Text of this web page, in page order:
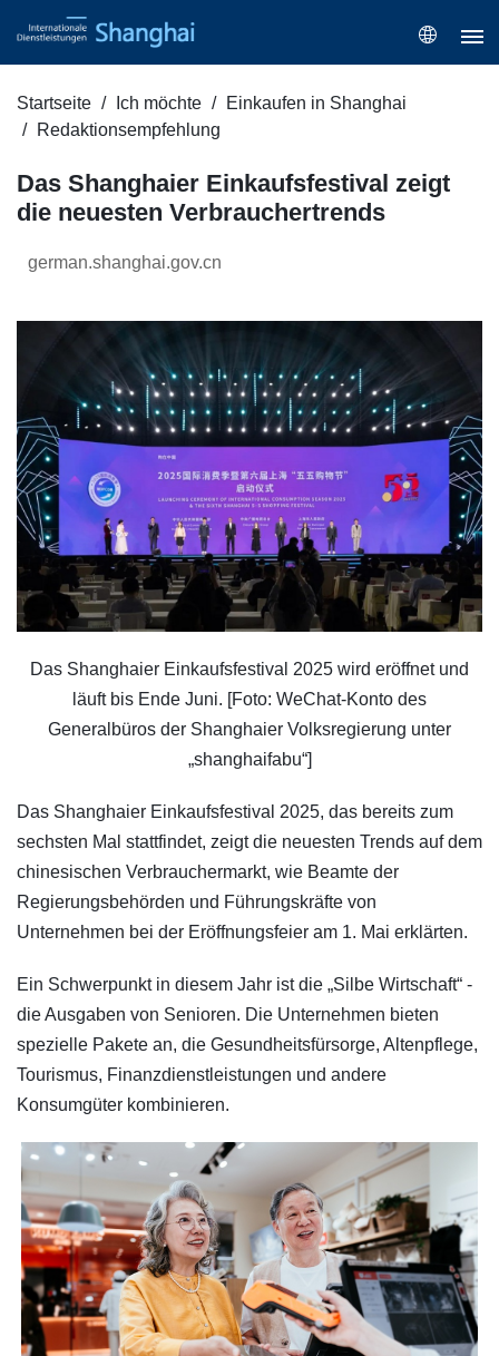
Startseite Ich möchte
Einkaufen in Shanghai
Redaktionsempfehlung
Das Shanghaier Einkaufsfestival zeigt
die neuesten Verbrauchertrends
german.shanghai.gov.cn
Das Shanghaier Einkaufsfestival 2025 wird eröffnet und
läuft bis Ende Juni. [Foto: WeChat-Konto des
Generalbüros der Shanghaier Volksregierung unter
„shanghaifabu“]
Das Shanghaier Einkaufsfestival 2025, das bereits zum
sechsten Mal stattfindet, zeigt die neuesten Trends auf dem
chinesischen Verbrauchermarkt, wie Beamte der
Regierungsbehörden und Führungskräfte von
Unternehmen bei der Eröffnungsfeier am 1. Mai erklärten.
Ein Schwerpunkt in diesem Jahr ist die „Silbe Wirtschaft“ -
die Ausgaben von Senioren. Die Unternehmen bieten
spezielle Pakete an, die Gesundheitsfürsorge, Altenpflege,
Tourismus, Finanzdienstleistungen und andere
Konsumgüter kombinieren.